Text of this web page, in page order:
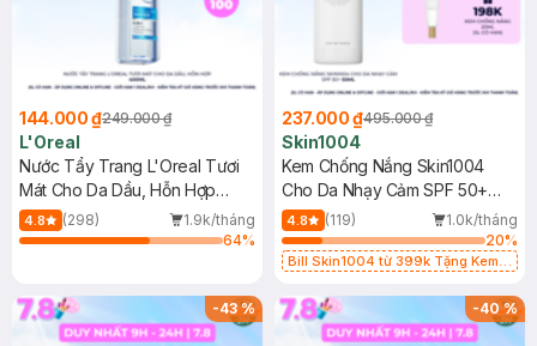
144.000 ₫249.000 ₫
L'Oreal
Nước Tẩy Trang L'Oreal Tươi
Mát Cho Da Dầu, Hỗn Hợp
400ml
4.8 (298)
1.9k/tháng
64%
237.000 ₫495.000 ₫
Skin1004
Kem Chống Nắng Skin1004
Cho Da Nhạy Cảm SPF 50+
50ml
4.8 (119)
1.0k/tháng
20%
Bill Skin1004 từ 399k Tặng Kem
SPF 50+ 20ml (SL Có Hạn)
-43% -40%